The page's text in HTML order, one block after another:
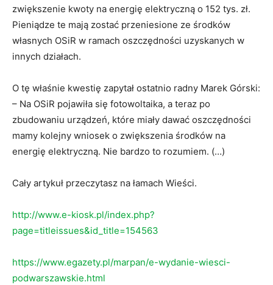
zwiększenie kwoty na energię elektryczną o 152 tys. zł.
Pieniądze te mają zostać przeniesione ze środków
własnych OSiR w ramach oszczędności uzyskanych w
innych działach.
O tę właśnie kwestię zapytał ostatnio radny Marek Górski:
– Na OSiR pojawiła się fotowoltaika, a teraz po
zbudowaniu urządzeń, które miały dawać oszczędności
mamy kolejny wniosek o zwiększenia środków na
energię elektryczną. Nie bardzo to rozumiem. (…)
Cały artykuł przeczytasz na łamach Wieści.
http://www.e-kiosk.pl/index.php?
page=titleissues&id_title=154563
https://www.egazety.pl/marpan/e-wydanie-wiesci-
podwarszawskie.html